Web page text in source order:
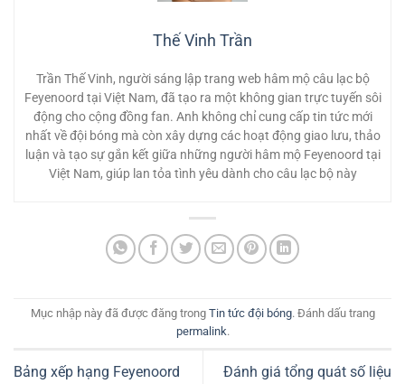
Thế Vinh Trần
Trần Thế Vinh, người sáng lập trang web hâm mộ câu lạc bộ
Feyenoord tại Việt Nam, đã tạo ra một không gian trực tuyến sôi
động cho cộng đồng fan. Anh không chỉ cung cấp tin tức mới
nhất về đội bóng mà còn xây dựng các hoạt động giao lưu, thảo
luận và tạo sự gắn kết giữa những người hâm mộ Feyenoord tại
Việt Nam, giúp lan tỏa tình yêu dành cho câu lạc bộ này
Mục nhập này đã được đăng trong Tin tức đội bóng. Đánh dấu trang
permalink.
Bảng xếp hạng Feyenoord
Đánh giá tổng quát số liệu